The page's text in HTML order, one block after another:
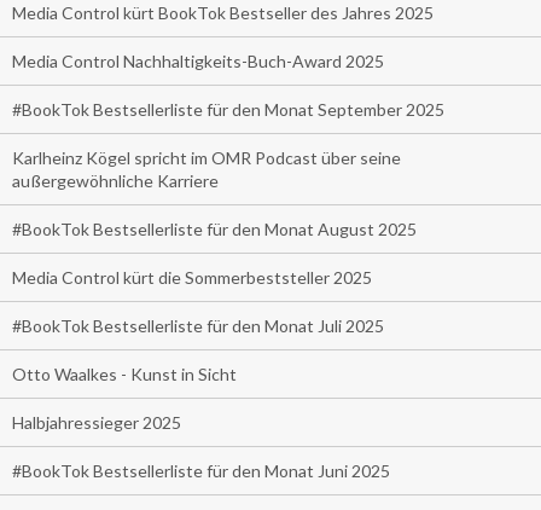
Media Control kürt BookTok Bestseller des Jahres 2025
Media Control Nachhaltigkeits-Buch-Award 2025
#BookTok Bestsellerliste für den Monat September 2025
Karlheinz Kögel spricht im OMR Podcast über seine
außergewöhnliche Karriere
#BookTok Bestsellerliste für den Monat August 2025
Media Control kürt die Sommerbeststeller 2025
#BookTok Bestsellerliste für den Monat Juli 2025
Otto Waalkes - Kunst in Sicht
Halbjahressieger 2025
#BookTok Bestsellerliste für den Monat Juni 2025